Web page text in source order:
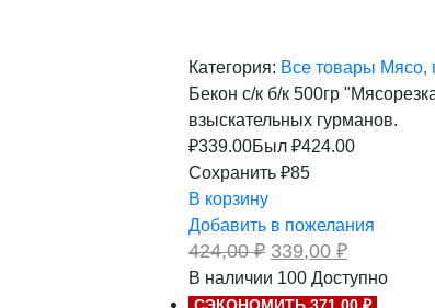
Категория: Все товары Мясо,
Бекон с/к б/к 500гр
взыскательных гурманов.
₽339.00Был ₽424.00
Сохранить ₽85
В корзину
Добавить в пожелания
424,00₽ Первоначальная
цена
составляла
339,00 ₽Текущая
цена:
339,00 ₽.
В наличии 100 Доступно
СЭКОНОМИТЬ 371,00 ₽